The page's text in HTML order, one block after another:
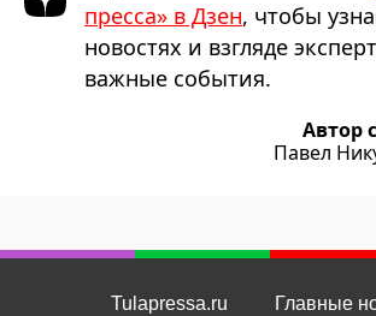
пресса» в Дзен, чтобы
новостях и взгляде
важные события.
Автор
Павел
Tulapressa.ru
Главные